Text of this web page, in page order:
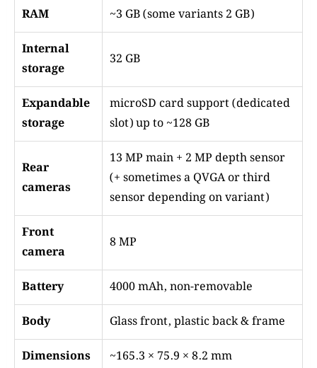
RAM
~3 GB (some variants 2 GB)
Internal
storage
32 GB
Expandable
storage
microSD card support (dedicated
slot) up to ~128 GB
Rear
cameras
13 MP main + 2 MP depth sensor
(+ sometimes a QVGA or third
sensor depending on variant)
Front
camera
8 MP
Battery
4000 mAh, non-removable
Body
Glass front, plastic back & frame
Dimensions
~165.3 × 75.9 × 8.2 mm